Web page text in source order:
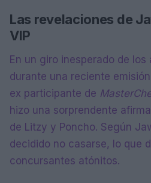
Las revelaciones de
VIP
En un giro inesperado de
durante una reciente
ex participante de
hizo una sorprendente
de Litzy y Poncho. Según
decidido no casarse, lo que
concursantes atónitos.